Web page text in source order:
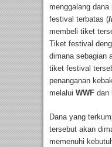
menggalang
festival terbatas (
membeli tiket
Tiket festival
dimana sebagian
tiket festival
penanganan
melalui WWF dan
Dana yang
tersebut akan
memenuhi